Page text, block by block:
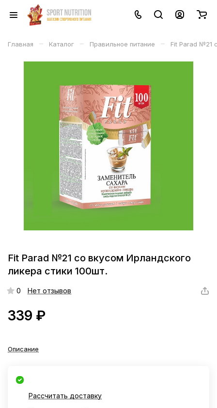
Главная – Каталог – Правильное питание – Fit Parad №21
Fit Parad №21 со вкусом Ирландского
ликера стики 100шт.
0 Нет отзывов
339 ₽
Описание
Рассчитать доставку